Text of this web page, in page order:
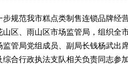
范我市糕点类制售连锁品牌经
山区、雨山区市场监管局，组织全
监管局党组成员、副局长钱杨武出
合行政执法支队相关负责同志参加